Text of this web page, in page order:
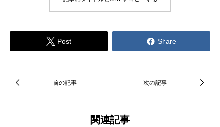
 Post  Share
 前の記事 次の記事 
関連記事